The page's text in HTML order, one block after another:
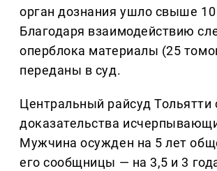
орган дознания ушло свыше
Благодаря взаимодействию
оперблока материалы (25
переданы в суд.
Центральный райсуд Тольятти
доказательства
Мужчина осужден на 5 лет
его сообщницы — на 3,5 и 3